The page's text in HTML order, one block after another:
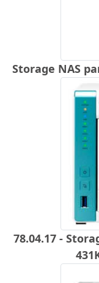
Storage NAS
78.04.17 -